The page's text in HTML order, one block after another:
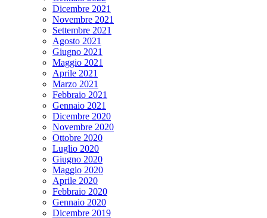
Dicembre 2021
Novembre 2021
Settembre 2021
Agosto 2021
Giugno 2021
Maggio 2021
Aprile 2021
Marzo 2021
Febbraio 2021
Gennaio 2021
Dicembre 2020
Novembre 2020
Ottobre 2020
Luglio 2020
Giugno 2020
Maggio 2020
Aprile 2020
Febbraio 2020
Gennaio 2020
Dicembre 2019